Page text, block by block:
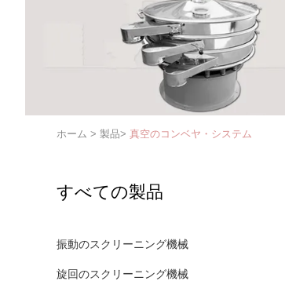
ホーム > 製品> 真空のコンベヤ・システム
すべての製品
振動のスクリーニング機械
旋回のスクリーニング機械